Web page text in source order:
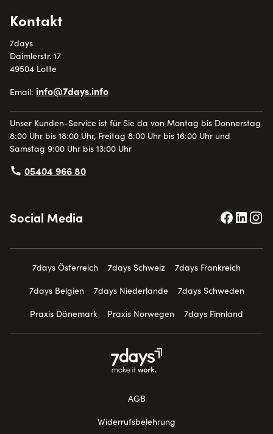
Kontakt
7days
Daimlerstr. 17
49504 Lotte
Email: info@7days.info
Unser Kunden-Service ist für Sie da von Montag bis Donnerstag
8:00 Uhr bis 18:00 Uhr, Freitag 8:00 Uhr bis 16:00 Uhr und
Samstag 9:00 Uhr bis 13:00 Uhr
05404 966 80
Social Media
7days Österreich 7days Schweiz
7days Frankreich
7days Belgien
7days Niederlande
7days Schweden
Praxis Dänemark
Praxis Norwegen 7days Finnland
AGB
Widerrufsbelehrung